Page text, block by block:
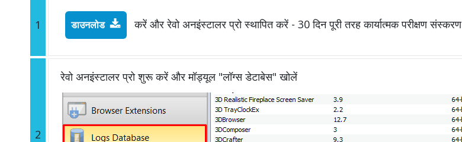
1 डाउनलोड करें और रेवो अनइंस्टालर प्रो स्थापित करें - 30 दिन पूरी तरह कार्यात्मक परीक्षण संस्करण
2
रेवो अनइंस्टालर प्रो शुरू करें और मॉड्यूल "लॉग्स डेटाबेस" खोलें